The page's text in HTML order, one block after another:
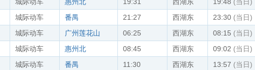
城际动车 番禺 21:27 西湖东 23:30 (当日)
城际动车 广州莲花山 06:25 西湖东 08:15 (当日)
城际动车 惠州北 08:45 西湖东 09:02 (当日)
城际动车 番禺 11:30 西湖东 13:57 (当日)